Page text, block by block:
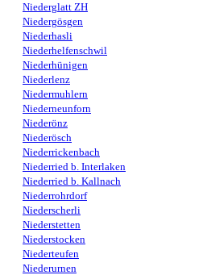
Niederglatt ZH
Niedergösgen
Niederhasli
Niederhelfenschwil
Niederhünigen
Niederlenz
Niedermuhlern
Niederneunforn
Niederönz
Niederösch
Niederrickenbach
Niederried b. Interlaken
Niederried b. Kallnach
Niederrohrdorf
Niederscherli
Niederstetten
Niederstocken
Niederteufen
Niederurnen